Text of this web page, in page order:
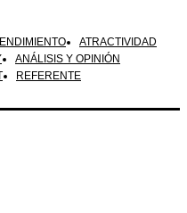
ATRACTIVIDAD
ANÁLISIS Y OPINIÓN
REFERENTE